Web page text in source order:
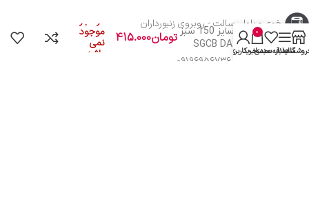
خوی - بلوار رسالت - روبروی زنبورداران
پد متوسط اس جی
سی بی سایز 150 سبز
– SGCB DA Wine
Pad 6 inch
تومان415.000
در انبار
موجود
نمی
باشد سایدبار
علاقه مندی
0
سبد خرید
حساب کاربری من